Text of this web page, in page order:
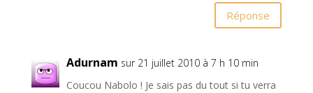
Réponse
Adurnam sur 21 juillet 2010 à 7 h 10 min
Coucou Nabolo ! Je sais pas du tout si tu verra